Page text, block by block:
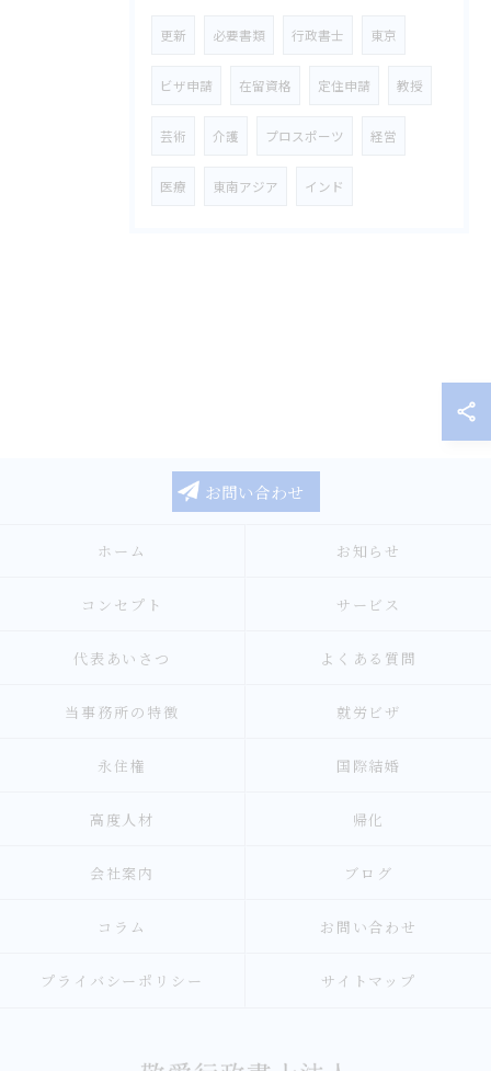
更新 必要書類 行政書士 東京
ビザ申請 在留資格 定住申請 教授
芸術 介護 プロスポーツ 経営
医療 東南アジア インド
お問い合わせ
ホーム お知らせ
コンセプト サービス
代表あいさつ よくある質問
当事務所の特徴 就労ビザ
永住権 国際結婚
高度人材 帰化
会社案内 ブログ
コラム お問い合わせ
プライバシーポリシー サイトマップ